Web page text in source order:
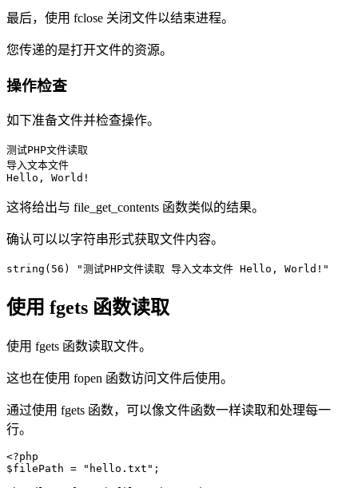
最后，使用 fclose 关闭文件以结束进程。
您传递的是打开文件的资源。
操作检查
如下准备文件并检查操作。
测试PHP文件读取
导入文本文件
Hello, World!
这将给出与 file_get_contents 函数类似的结果。
确认可以以字符串形式获取文件内容。
string(56) "测试PHP文件读取 导入文本文件 Hello, World!"
使用 fgets 函数读取
使用 fgets 函数读取文件。
这也在使用 fopen 函数访问文件后使用。
通过使用 fgets 函数，可以像文件函数一样读取和处理每一
行。
<?php
$filePath = "hello.txt";